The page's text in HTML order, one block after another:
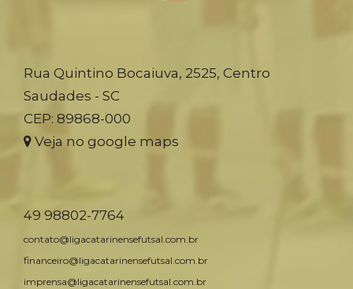
Rua Quintino Bocaiuva, 2525, Centro
Saudades - SC
CEP: 89868-000
Veja no google maps
49 98802-7764
contato@ligacatarinensefutsal.com.br
financeiro@ligacatarinensefutsal.com.br
imprensa@ligacatarinensefutsal.com.br